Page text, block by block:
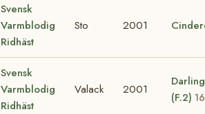
Svensk
Varmblodig
Ridhäst
Sto 2001
Svensk
Varmblodig
Ridhäst
Valack 2001
Darling
(F.2)